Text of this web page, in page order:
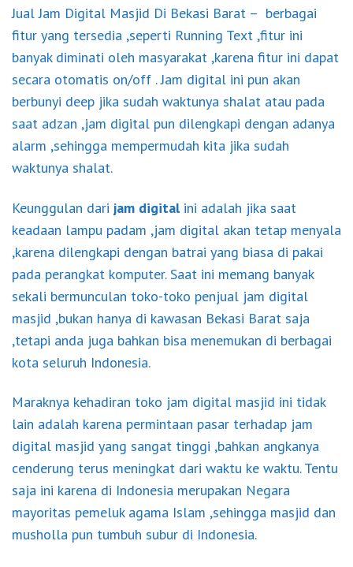
Jual Jam Digital Masjid Di Bekasi Barat – berbagai
fitur yang tersedia ,seperti Running Text ,fitur ini
banyak diminati oleh masyarakat ,karena fitur ini dapat
secara otomatis on/off . Jam digital ini pun akan
berbunyi deep jika sudah waktunya shalat atau pada
saat adzan ,jam digital pun dilengkapi dengan adanya
alarm ,sehingga mempermudah kita jika sudah
waktunya shalat.
Keunggulan dari jam digitalini adalah jika saat
keadaan lampu padam ,jam digital akan tetap menyala
,karena dilengkapi dengan batrai yang biasa di pakai
pada perangkat komputer. Saat ini memang banyak
sekali bermunculan toko-toko penjual jam digital
masjid ,bukan hanya di kawasan Bekasi Barat saja
,tetapi anda juga bahkan bisa menemukan di berbagai
kota seluruh Indonesia.
Maraknya kehadiran toko jam digital masjid ini tidak
lain adalah karena permintaan pasar terhadap jam
digital masjid yang sangat tinggi ,bahkan angkanya
cenderung terus meningkat dari waktu ke waktu. Tentu
saja ini karena di Indonesia merupakan Negara
mayoritas pemeluk agama Islam ,sehingga masjid dan
musholla pun tumbuh subur di Indonesia.